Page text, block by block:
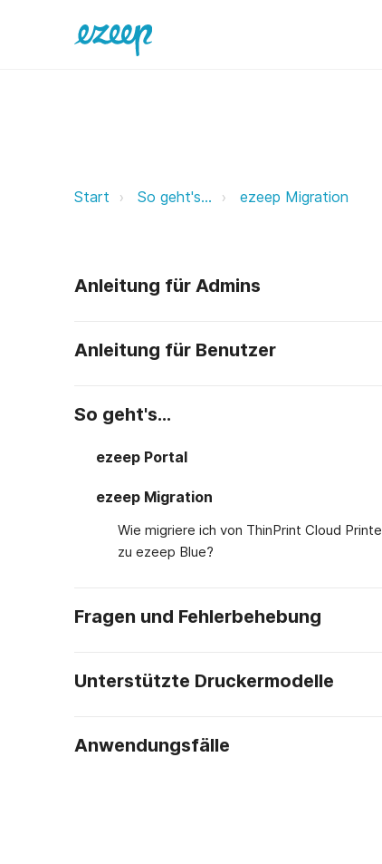
Wie migriere ich von ThinPrint
Start So geht's… ezeep Migration
Anleitung für Admins
Anleitung für Benutzer
So geht's…
ezeep Portal
ezeep Migration
Wie migriere ich von ThinPrint Cloud
zu ezeep Blue?
Fragen und Fehlerbehebung
Unterstützte Druckermodelle
Anwendungsfälle